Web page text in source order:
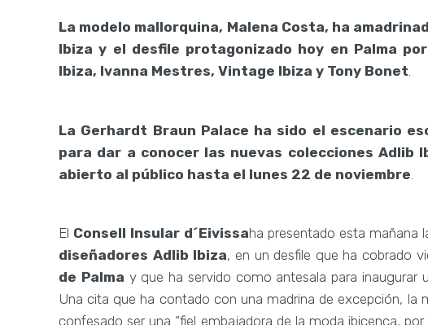
La modelo mallorquina, Malena Costa, ha
Ibiza y el desfile protagonizado hoy en Palma
Ibiza, Ivanna Mestres, Vintage Ibiza y Tony Bonet.
La Gerhardt Braun Palace ha sido el escenario
para dar a conocer las nuevas colecciones Adlib
abierto al público hasta el lunes 22 de noviembre
El Consell Insular d´Eivissaha presentado esta mañana
diseñadores Adlib Ibiza, en un desfile que ha cobrado
de Palma y que ha servido como antesala para inaugurar
Una cita que ha contado con una madrina de excepción, la
confesado ser una “fiel embajadora de la moda ibicenca,